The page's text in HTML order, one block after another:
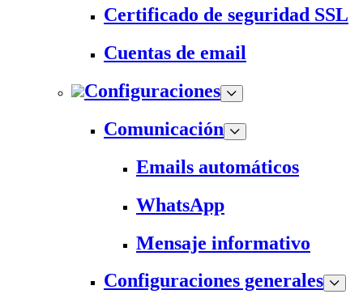
Certificado de seguridad SSL
Cuentas de email
Configuraciones
Comunicación
Emails automáticos
WhatsApp
Mensaje informativo
Configuraciones generales